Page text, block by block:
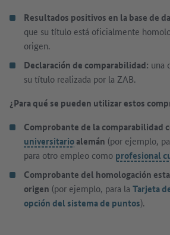
Resultados positivos en la base de
que su título está oficialmente
origen.
Declaración de comparabilidad: una
su título realizada por la ZAB.
¿Para qué se pueden utilizar estos
Comprobante de la comparabilidad
universitarioalemán (por ejemplo,
para otro empleo como profesional
Comprobante del homologación
origen (por ejemplo, para la Tarjeta
opción del sistema de puntos).